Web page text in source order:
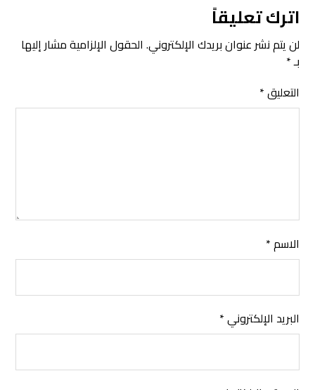
اترك تعليقاً
لن يتم نشر عنوان بريدك الإلكتروني. الحقول الإلزامية مشار إليها
بـ*
التعليق*
الاسم*
البريد الإلكتروني*